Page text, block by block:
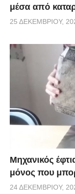
μέσα από
25 ΔΕΚΕΜΒΡΊΟΥ,
Μηχανικός
μόνος που
24 ΔΕΚΕΜΒΡΊΟΥ,